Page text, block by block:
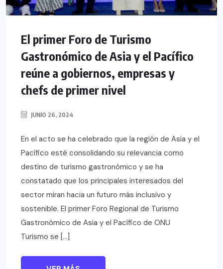
El primer Foro de Turismo
Gastronómico de Asia y el Pacífico
reúne a gobiernos, empresas y
chefs de primer nivel
JUNIO 26, 2024
En el acto se ha celebrado que la región de Asia y el
Pacífico esté consolidando su relevancia como
destino de turismo gastronómico y se ha
constatado que los principales interesados del
sector miran hacia un futuro más inclusivo y
sostenible. El primer Foro Regional de Turismo
Gastronómico de Asia y el Pacífico de ONU
Turismo se […]